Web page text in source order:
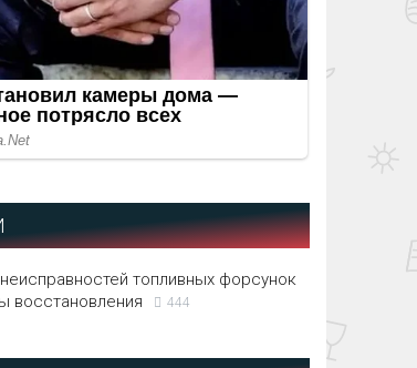
топливных форсунок
восстановления
444